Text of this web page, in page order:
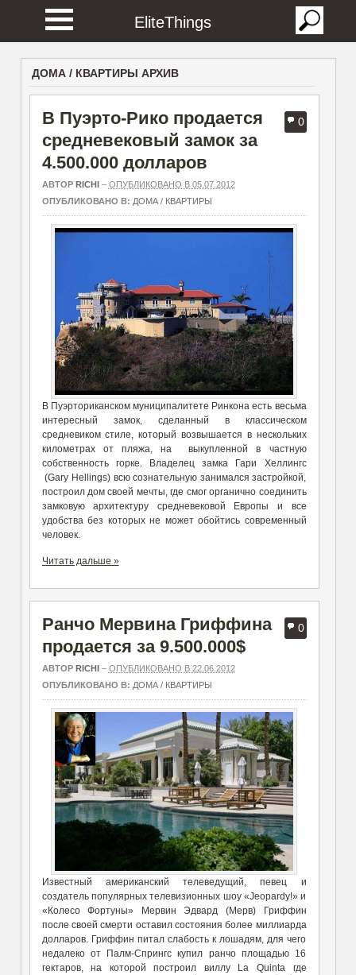
EliteThings
ДОМА / КВАРТИРЫ АРХИВ
0
В Пуэрто-Рико продается
средневековый замок за
4.500.000 долларов
АВТОР RICHI– ОПУБЛИКОВАНО В 05.07.2012
ОПУБЛИКОВАНО В: ДОМА / КВАРТИРЫ
В Пуэрториканском муниципалитете Ринкона есть весьма
интересный замок, сделанный в классическом
средневиком стиле, который возвышается в нескольких
километрах от пляжа, на выкупленной в частную
собственность горке. Владелец замка Гари Хеллингс
(Gary Hellings) всю сознательную занимался застройкой,
построил дом своей мечты, где смог органично соединить
замковую архитектуру средневековой Европы и все
удобства без которых не может обойтись современный
человек.
Читать дальше »
0
Ранчо Мервина Гриффина
продается за 9.500.000$
АВТОР RICHI– ОПУБЛИКОВАНО В 22.06.2012
ОПУБЛИКОВАНО В: ДОМА / КВАРТИРЫ
Известный американский телеведущий, певец и
создатель популярных телевизионных шоу «Jeopardy!» и
«Колесо Фортуны» Мервин Эдвард (Мерв) Гриффин
после своей смерти оставил состояния более миллиарда
долларов. Гриффин питал слабость к лошадям, для чего
недалеко от Палм-Спрингс купил ранчо площадью 16
гектаров, на которой построил виллу La Quinta где